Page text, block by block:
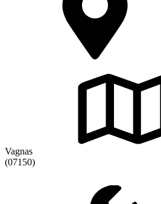
Vagnas
(07150)